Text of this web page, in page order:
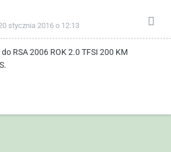
stycznia 2016 o 12:13
RSA 2006 ROK 2.0 TFSI 200 KM